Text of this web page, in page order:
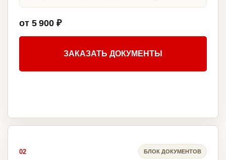
от 5 900 ₽
ЗАКАЗАТЬ ДОКУМЕНТЫ
02 БЛОК ДОКУМЕНТОВ